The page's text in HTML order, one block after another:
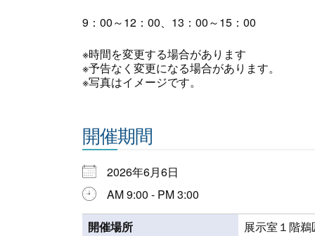
9：00～12：00、13：00～15：00
※時間を変更する場合があります
※予告なく変更になる場合があります。
※写真はイメージです。
開催期間
2026年6月6日
AM 9:00 - PM 3:00
開催場所
展示室１階